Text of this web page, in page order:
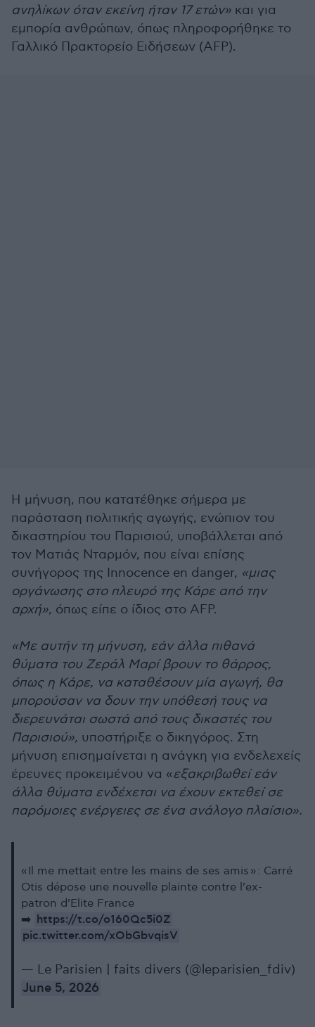
ανηλίκων όταν εκείνη ήταν 17 ετών» και για
εμπορία ανθρώπων, όπως πληροφορήθηκε το
Γαλλικό Πρακτορείο Ειδήσεων (AFP).
Η μήνυση, που κατατέθηκε σήμερα με
παράσταση πολιτικής αγωγής, ενώπιον του
δικαστηρίου του Παρισιού, υποβάλλεται από
τον Ματιάς Νταρμόν, που είναι επίσης
συνήγορος της Innocence en danger, «μιας
οργάνωσης στο πλευρό της Κάρε από την
αρχή», όπως είπε ο ίδιος στο AFP.
«Με αυτήν τη μήνυση, εάν άλλα πιθανά
θύματα του Ζεράλ Μαρί βρουν το θάρρος,
όπως η Κάρε, να καταθέσουν μία αγωγή, θα
μπορούσαν να δουν την υπόθεσή τους να
διερευνάται σωστά από τους δικαστές του
Παρισιού», υποστήριξε ο δικηγόρος. Στη
μήνυση επισημαίνεται η ανάγκη για ενδελεχείς
έρευνες προκειμένου να «εξακριβωθεί εάν
άλλα θύματα ενδέχεται να έχουν εκτεθεί σε
παρόμοιες ενέργειες σε ένα ανάλογο πλαίσιο».
« Il me mettait entre les mains de ses amis » : Carré
Otis dépose une nouvelle plainte contre l’ex-
patron d’Elite France
➡️ https://t.co/o160Qc5i0Z
pic.twitter.com/xObGbvqisV
— Le Parisien | faits divers (@leparisien_fdiv)
June 5, 2026